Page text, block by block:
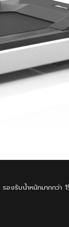
รองรับน้ำหนักมากกว่า